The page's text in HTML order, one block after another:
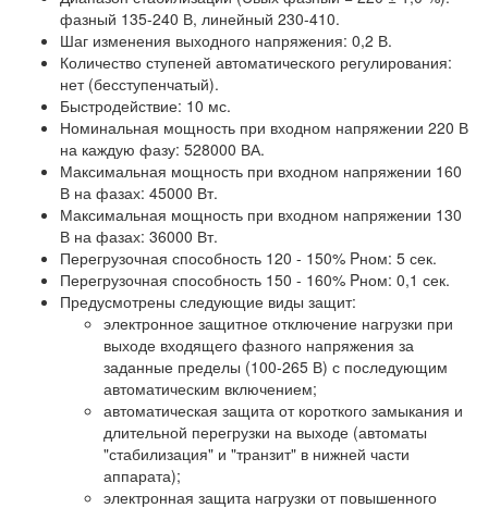
фазный 135-240 В, линейный 230-410.
Шаг изменения выходного напряжения: 0,2 В.
Количество ступеней автоматического регулирования:
нет (бесступенчатый).
Быстродействие: 10 мс.
Номинальная мощность при входном напряжении 220 В
на каждую фазу: 528000 ВА.
Максимальная мощность при входном напряжении 160
В на фазах: 45000 Вт.
Максимальная мощность при входном напряжении 130
В на фазах: 36000 Вт.
Перегрузочная способность 120 - 150% Pном: 5 сек.
Перегрузочная способность 150 - 160% Pном: 0,1 сек.
Предусмотрены следующие виды защит:
электронное защитное отключение нагрузки при
выходе входящего фазного напряжения за
заданные пределы (100-265 В) с последующим
автоматическим включением;
автоматическая защита от короткого замыкания и
длительной перегрузки на выходе (автоматы
"стабилизация" и "транзит" в нижней части
аппарата);
электронная защита нагрузки от повышенного